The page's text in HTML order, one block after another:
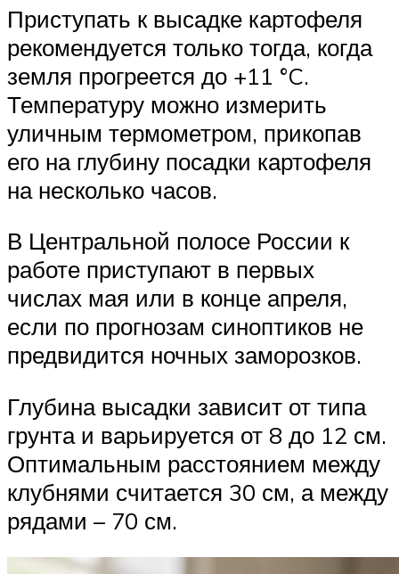
Приступать к высадке картофеля
рекомендуется только тогда, когда
земля прогреется до +11 °C.
Температуру можно измерить
уличным термометром, прикопав
его на глубину посадки картофеля
на несколько часов.
В Центральной полосе России к
работе приступают в первых
числах мая или в конце апреля,
если по прогнозам синоптиков не
предвидится ночных заморозков.
Глубина высадки зависит от типа
грунта и варьируется от 8 до 12 см.
Оптимальным расстоянием между
клубнями считается 30 см, а между
рядами – 70 см.